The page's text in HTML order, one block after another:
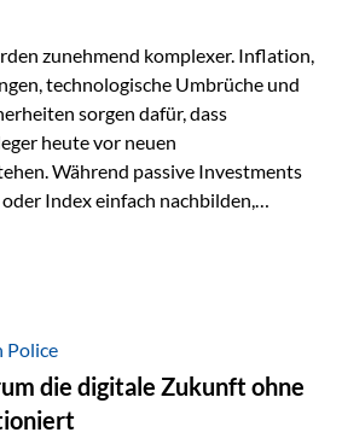
einem winzigen…
zunehmend komplexer. Inflation,
technologische Umbrüche und
sorgen dafür, dass
heute vor neuen
Während passive Investments
Index einfach nachbilden,
erfahrener Fondsmanager, die
ist, kann diese aktive
entscheidenden Mehrwert bieten.
aus? Aktive Fonds verfolgen das
abzubilden, sondern gezielt
Police
die digitale Zukunft ohne